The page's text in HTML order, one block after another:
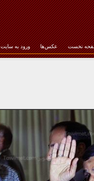
نخست عکس‌ها ورود به سایت